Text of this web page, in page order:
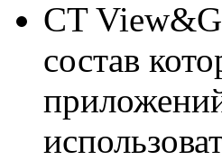
CT
состав